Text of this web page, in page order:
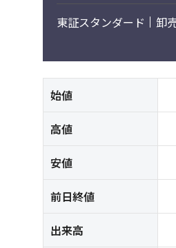
東証スタンダード 卸
始値
高値
安値
前日終値
出来高